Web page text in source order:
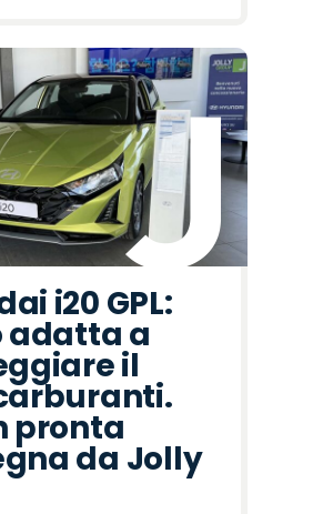
i20 GPL:
adatta a
il
pronta
da Jolly